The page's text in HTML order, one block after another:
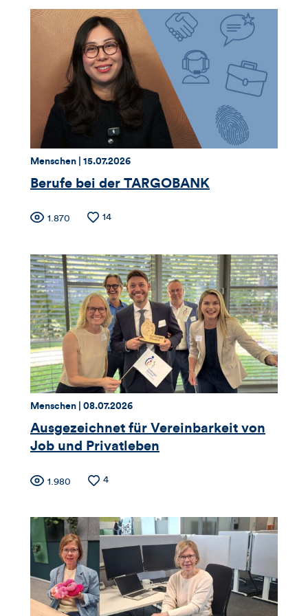
Thema:
Menschen | Datum:
15.07.2026
Berufe bei der TARGOBANK
Zähler
für
Views,
Likes
und
Kommentare
dieses
Artikels
Anzahl
1.870
Anzahl
14
Thema:
Menschen | Datum:
08.07.2026
Ausgezeichnet für Vereinbarkeit von
Job und Privatleben
Zähler
für
Views,
Likes
und
Anzahl
1.980
Anzahl
4